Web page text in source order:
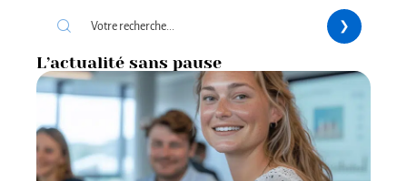
L’actualité sans pause